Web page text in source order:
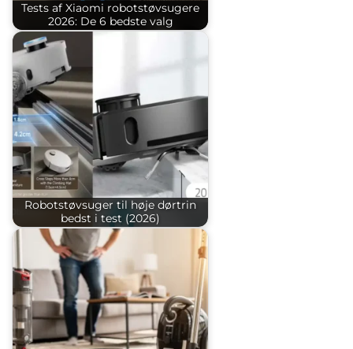
Tests af Xiaomi robotstøvsugere
2026: De 6 bedste valg
Robotstøvsuger til høje dørtrin
bedst i test (2026)